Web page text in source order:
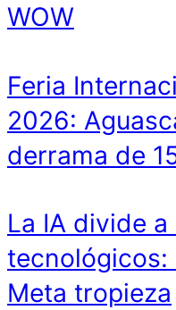
WOW
Feria
2026:
derrama de
La IA divide
Meta tropieza